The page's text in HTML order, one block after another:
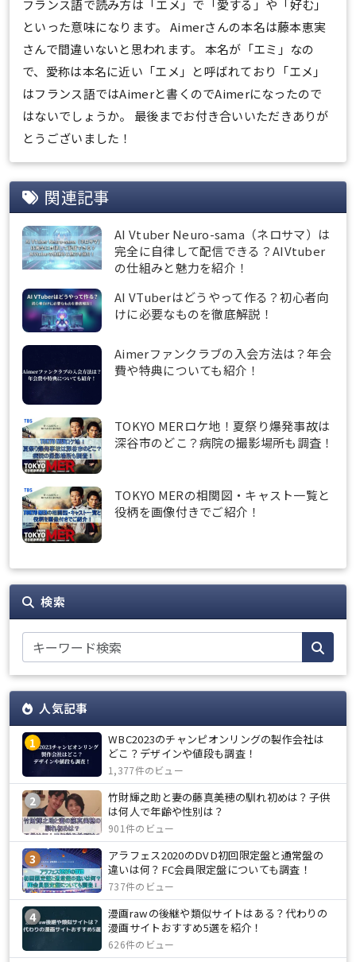
フランス語で読み方は「エメ」で「愛する」や「好む」
といった意味になります。 Aimerさんの本名は藤本恵実
さんで間違いないと思われます。 本名が「エミ」なの
で、愛称は本名に近い「エメ」と呼ばれており「エメ」
はフランス語ではAimerと書くのでAimerになったので
はないでしょうか。 最後までお付き合いいただきありが
とうございました！
関連記事
AI Vtuber Neuro-sama（ネロサマ）は
完全に自律して配信できる？AIVtuber
の仕組みと魅力を紹介！
AI VTuberはどうやって作る？初心者向
けに必要なものを徹底解説！
Aimerファンクラブの入会方法は？年会
費や特典についても紹介！
TOKYO MERロケ地！夏祭り爆発事故は
深谷市のどこ？病院の撮影場所も調査！
TOKYO MERの相関図・キャスト一覧と
役柄を画像付きでご紹介！
検索
人気記事
1
WBC2023のチャンピオンリングの製作会社は
どこ？デザインや値段も調査！
1,377件のビュー
2
竹財輝之助と妻の藤真美穂の馴れ初めは？子供
は何人で年齢や性別は？
901件のビュー
3
アラフェス2020のDVD初回限定盤と通常盤の
違いは何？FC会員限定盤についても調査！
737件のビュー
4
漫画rawの後継や類似サイトはある？代わりの
漫画サイトおすすめ5選を紹介！
626件のビュー